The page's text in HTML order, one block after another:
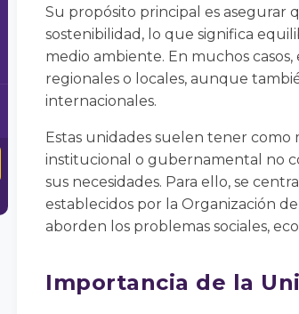
Su propósito principal es asegurar
sostenibilidad, lo que significa
medio ambiente. En muchos
regionales o locales, aunque
internacionales.
Estas unidades suelen tener como
institucional o gubernamental no
sus necesidades. Para ello, se
establecidos por la Organización
aborden los problemas sociales,
Importancia de la